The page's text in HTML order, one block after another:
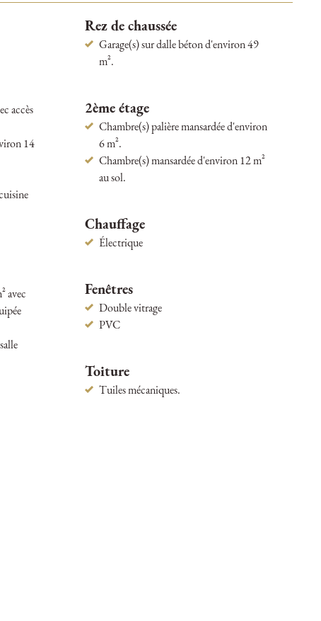
accès
14
avec
Rez de chaussée
Garage(s) sur dalle béton d'environ 49
m².
2ème étage
Chambre(s) palière mansardée d'environ
6 m².
Chambre(s) mansardée d'environ 12 m²
au sol.
Chauffage
Électrique
Fenêtres
Double vitrage
PVC
Toiture
Tuiles mécaniques.